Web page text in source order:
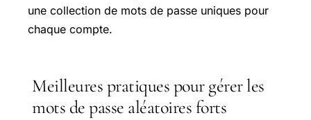
une collection de mots de passe uniques pour
chaque compte.
Meilleures pratiques pour gérer les
mots de passe aléatoires forts